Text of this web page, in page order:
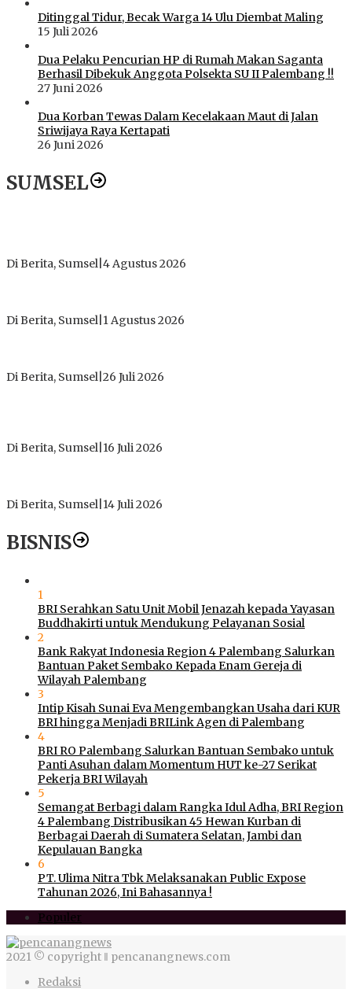
Ditinggal Tidur, Becak Warga 14 Ulu Diembat Maling
15 Juli 2026
Dua Pelaku Pencurian HP di Rumah Makan Saganta
Berhasil Dibekuk Anggota Polsekta SU II Palembang !!
27 Juni 2026
Dua Korban Tewas Dalam Kecelakaan Maut di Jalan
Sriwijaya Raya Kertapati
26 Juni 2026
SUMSEL
Di Berita, Sumsel 4 Agustus 2026
Di Berita, Sumsel 1 Agustus 2026
Di Berita, Sumsel 26 Juli 2026
Di Berita, Sumsel 16 Juli 2026
Di Berita, Sumsel 14 Juli 2026
BISNIS
1
BRI Serahkan Satu Unit Mobil Jenazah kepada Yayasan
Buddhakirti untuk Mendukung Pelayanan Sosial
2
Bank Rakyat Indonesia Region 4 Palembang Salurkan
Bantuan Paket Sembako Kepada Enam Gereja di
Wilayah Palembang
3
Intip Kisah Sunai Eva Mengembangkan Usaha dari KUR
BRI hingga Menjadi BRILink Agen di Palembang
4
BRI RO Palembang Salurkan Bantuan Sembako untuk
Panti Asuhan dalam Momentum HUT ke-27 Serikat
Pekerja BRI Wilayah
5
Semangat Berbagi dalam Rangka Idul Adha, BRI Region
4 Palembang Distribusikan 45 Hewan Kurban di
Berbagai Daerah di Sumatera Selatan, Jambi dan
Kepulauan Bangka
6
PT. Ulima Nitra Tbk Melaksanakan Public Expose
Tahunan 2026, Ini Bahasannya !
Populer
2021 © copyright ‖ pencanangnews.com
Redaksi